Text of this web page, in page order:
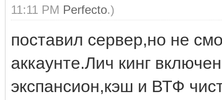
11:11 PM Perfecto.)
поставил сервер,но не
аккаунте.Лич кинг
экспансион,кэш и ВТФ